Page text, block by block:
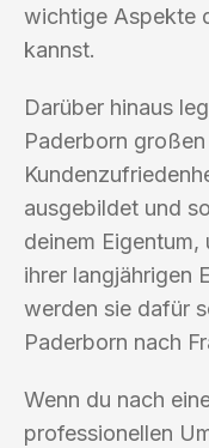
wichtige Aspekte
kannst.
Darüber hinaus
Paderborn
ausgebildet und
deinem
ihrer langjährigen
werden sie dafür
Paderborn nach
Wenn du nach
professionellen